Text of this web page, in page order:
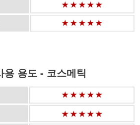
용 용도 - 코스메틱